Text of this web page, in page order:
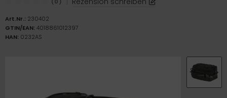
(0)
Art.Nr.: 230402
GTIN/EAN: 4018861012397
HAN: 0232AS